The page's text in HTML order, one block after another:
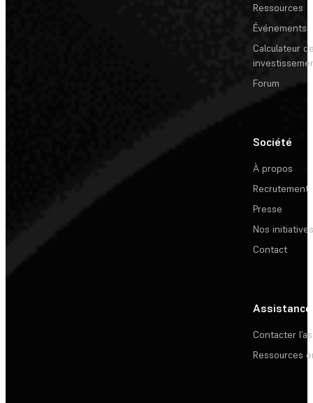
Ressources
Événements
Calculateur
Forum
Société
À propos
Recrutement
Presse
Nos initiatives
Contact
Assistance
Contacter
Ressources